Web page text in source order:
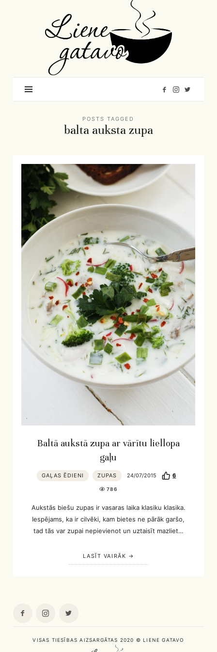
Gatavo
–
Mana
garšu
pasaule
POSTS TAGGED
balta auksta zupa
Baltā aukstā zupa ar vārītu liellopa
gaļu
GAĻAS ĒDIENI ZUPAS 24/07/2015 6
786
Aukstās biešu zupas ir vasaras laika klasiku klasika.
Iespējams, ka ir cilvēki, kam bietes ne pārāk garšo,
tad tās var zupai nepievienot un uztaisīt mazliet…
LASĪT VAIRĀK
VISAS TIESĪBAS AIZSARGĀTAS 2020 © LIENE GATAVO